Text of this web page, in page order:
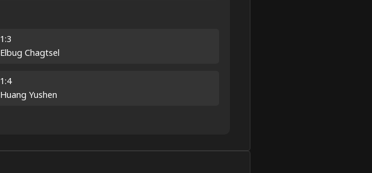
1:3
Elbug Chagtsel
1:4
Huang Yushen